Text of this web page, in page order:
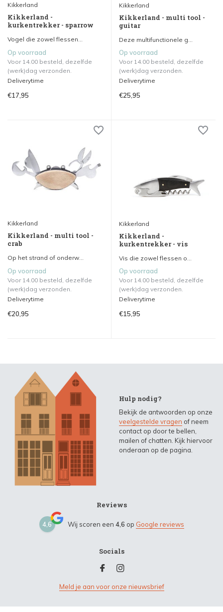
Kikkerland
Kikkerland -
kurkentrekker - sparrow
Vogel die zowel flessen...
Op voorraad
Voor 14.00 besteld, dezelfde
(werk)dag verzonden.
Deliverytime
€17,95
Kikkerland
Kikkerland - multi tool -
guitar
Deze multifunctionele g...
Op voorraad
Voor 14.00 besteld, dezelfde
(werk)dag verzonden.
Deliverytime
€25,95
Kikkerland
Kikkerland - multi tool -
crab
Op het strand of onderw...
Op voorraad
Voor 14.00 besteld, dezelfde
(werk)dag verzonden.
Deliverytime
€20,95
Kikkerland
Kikkerland -
kurkentrekker - vis
Vis die zowel flessen o...
Op voorraad
Voor 14.00 besteld, dezelfde
(werk)dag verzonden.
Deliverytime
€15,95
Hulp nodig?
Bekijk de antwoorden op onze
veelgestelde vragen of neem
contact op door te bellen,
mailen of chatten. Kijk hiervoor
onderaan op de pagina.
Reviews
4,6 Wij scoren een 4,6 op Google reviews
Socials
Meld je aan voor onze nieuwsbrief